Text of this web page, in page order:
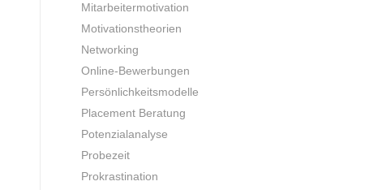
Mitarbeitermotivation
Motivationstheorien
Networking
Online-Bewerbungen
Persönlichkeitsmodelle
Placement Beratung
Potenzialanalyse
Probezeit
Prokrastination